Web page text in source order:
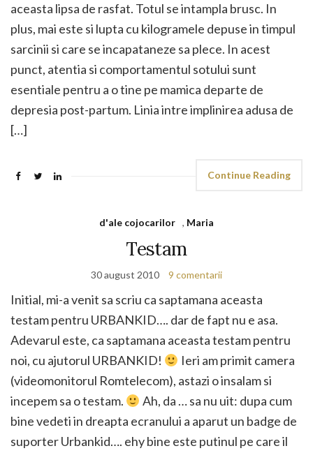
aceasta lipsa de rasfat. Totul se intampla brusc. In
plus, mai este si lupta cu kilogramele depuse in timpul
sarcinii si care se incapataneze sa plece. In acest
punct, atentia si comportamentul sotului sunt
esentiale pentru a o tine pe mamica departe de
depresia post-partum. Linia intre implinirea adusa de
[…]
Continue Reading
d'ale cojocarilor , Maria
Testam
30 august 2010 9 comentarii
Initial, mi-a venit sa scriu ca saptamana aceasta
testam pentru URBANKID…. dar de fapt nu e asa.
Adevarul este, ca saptamana aceasta testam pentru
noi, cu ajutorul URBANKID!
Ieri am primit camera
(videomonitorul Romtelecom), astazi o insalam si
incepem sa o testam.
Ah, da … sa nu uit: dupa cum
bine vedeti in dreapta ecranului a aparut un badge de
suporter Urbankid…. ehy bine este putinul pe care il